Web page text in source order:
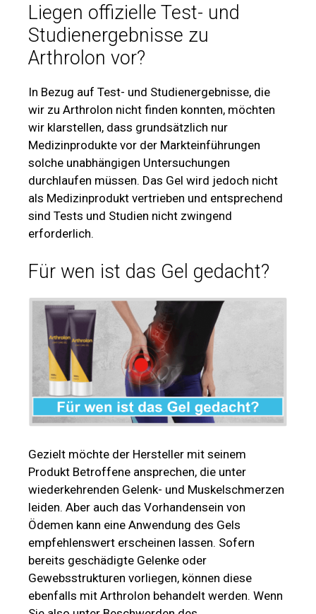
Liegen offizielle Test- und
Studienergebnisse zu
Arthrolon vor?
In Bezug auf Test- und Studienergebnisse, die
wir zu Arthrolon nicht finden konnten, möchten
wir klarstellen, dass grundsätzlich nur
Medizinprodukte vor der Markteinführungen
solche unabhängigen Untersuchungen
durchlaufen müssen. Das Gel wird jedoch nicht
als Medizinprodukt vertrieben und entsprechend
sind Tests und Studien nicht zwingend
erforderlich.
Für wen ist das Gel gedacht?
Gezielt möchte der Hersteller mit seinem
Produkt Betroffene ansprechen, die unter
wiederkehrenden Gelenk- und Muskelschmerzen
leiden. Aber auch das Vorhandensein von
Ödemen kann eine Anwendung des Gels
empfehlenswert erscheinen lassen. Sofern
bereits geschädigte Gelenke oder
Gewebsstrukturen vorliegen, können diese
ebenfalls mit Arthrolon behandelt werden. Wenn